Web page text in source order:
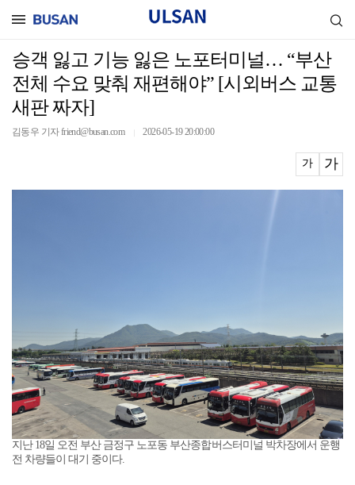
승객 잃고 기능 잃은 노포터미널… “부산
전체 수요 맞춰 재편해야” [시외버스 교통
새판 짜자]
김동우 기자 friend@busan.com 2026-05-19 20:00:00
가 가
지난 18일 오전 부산 금정구 노포동 부산종합버스터미널 박차장에서 운행
전 차량들이 대기 중이다.